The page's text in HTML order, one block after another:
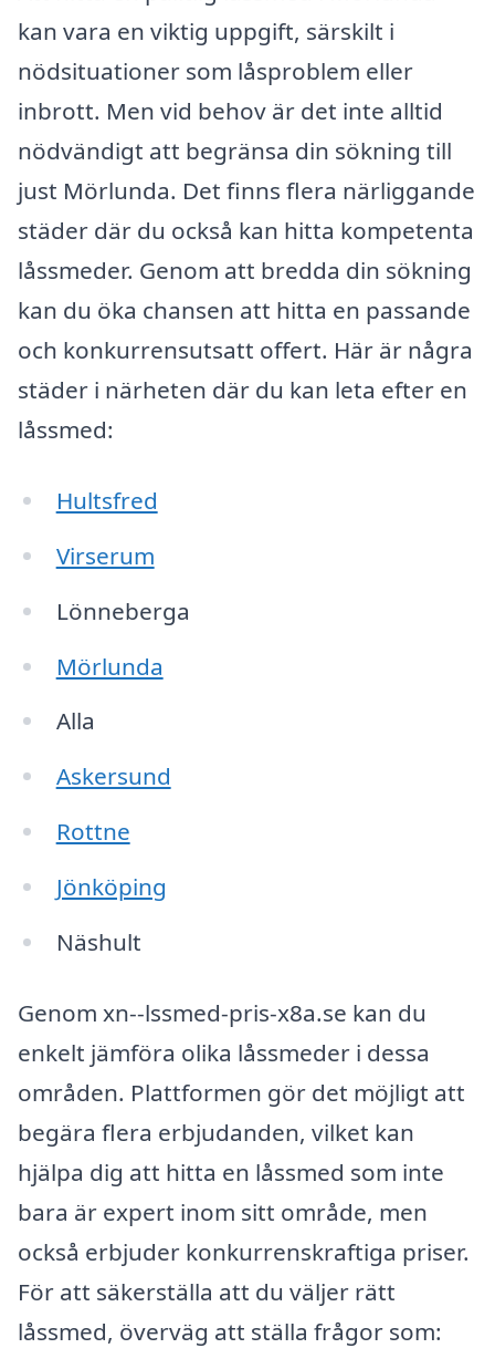
kan vara en viktig uppgift, särskilt i
nödsituationer som låsproblem eller
inbrott. Men vid behov är det inte alltid
nödvändigt att begränsa din sökning till
just Mörlunda. Det finns flera närliggande
städer där du också kan hitta kompetenta
låssmeder. Genom att bredda din sökning
kan du öka chansen att hitta en passande
och konkurrensutsatt offert. Här är några
städer i närheten där du kan leta efter en
låssmed:
Hultsfred
Virserum
Lönneberga
Mörlunda
Alla
Askersund
Rottne
Jönköping
Näshult
Genom xn--lssmed-pris-x8a.se kan du
enkelt jämföra olika låssmeder i dessa
områden. Plattformen gör det möjligt att
begära flera erbjudanden, vilket kan
hjälpa dig att hitta en låssmed som inte
bara är expert inom sitt område, men
också erbjuder konkurrenskraftiga priser.
För att säkerställa att du väljer rätt
låssmed, överväg att ställa frågor som: